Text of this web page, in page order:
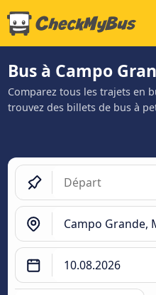
Bus à Campo
Comparez tous les trajets en
trouvez des billets de bus à